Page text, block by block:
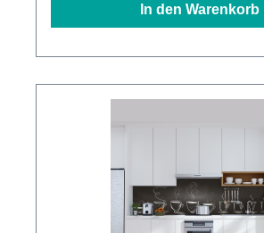
In den Warenkorb